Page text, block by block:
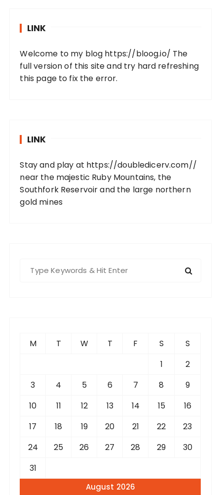
LINK
Welcome to my blog https://bloog.io/ The
full version of this site and try hard refreshing
this page to fix the error.
LINK
Stay and play at https://doubledicerv.com//
near the majestic Ruby Mountains, the
Southfork Reservoir and the large northern
gold mines
August 2026
M T W T F S
S
1
2
3
4 5 6 7 8
9
10
11 12 13 14 15
16
17
18 19 20 21 22
23
24
25 26 27 28 29
30
31